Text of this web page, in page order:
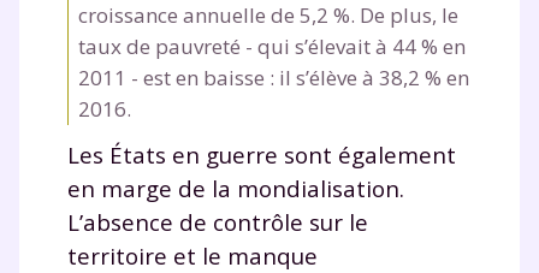
croissance annuelle de 5,2 %. De plus, le
taux de pauvreté - qui s’élevait à 44 % en
2011 - est en baisse : il s’élève à 38,2 % en
2016.
Les États en guerre sont également
en marge de la mondialisation.
L’absence de contrôle sur le
territoire et le manque